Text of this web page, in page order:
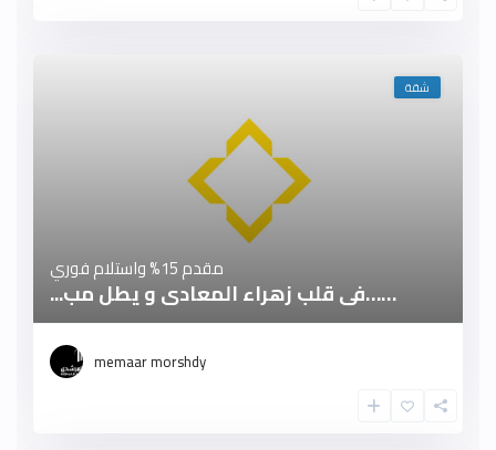
شقة
مقدم 15% واستلام فوري
……فى قلب زهراء المعادى و يطل مب...
memaar morshdy